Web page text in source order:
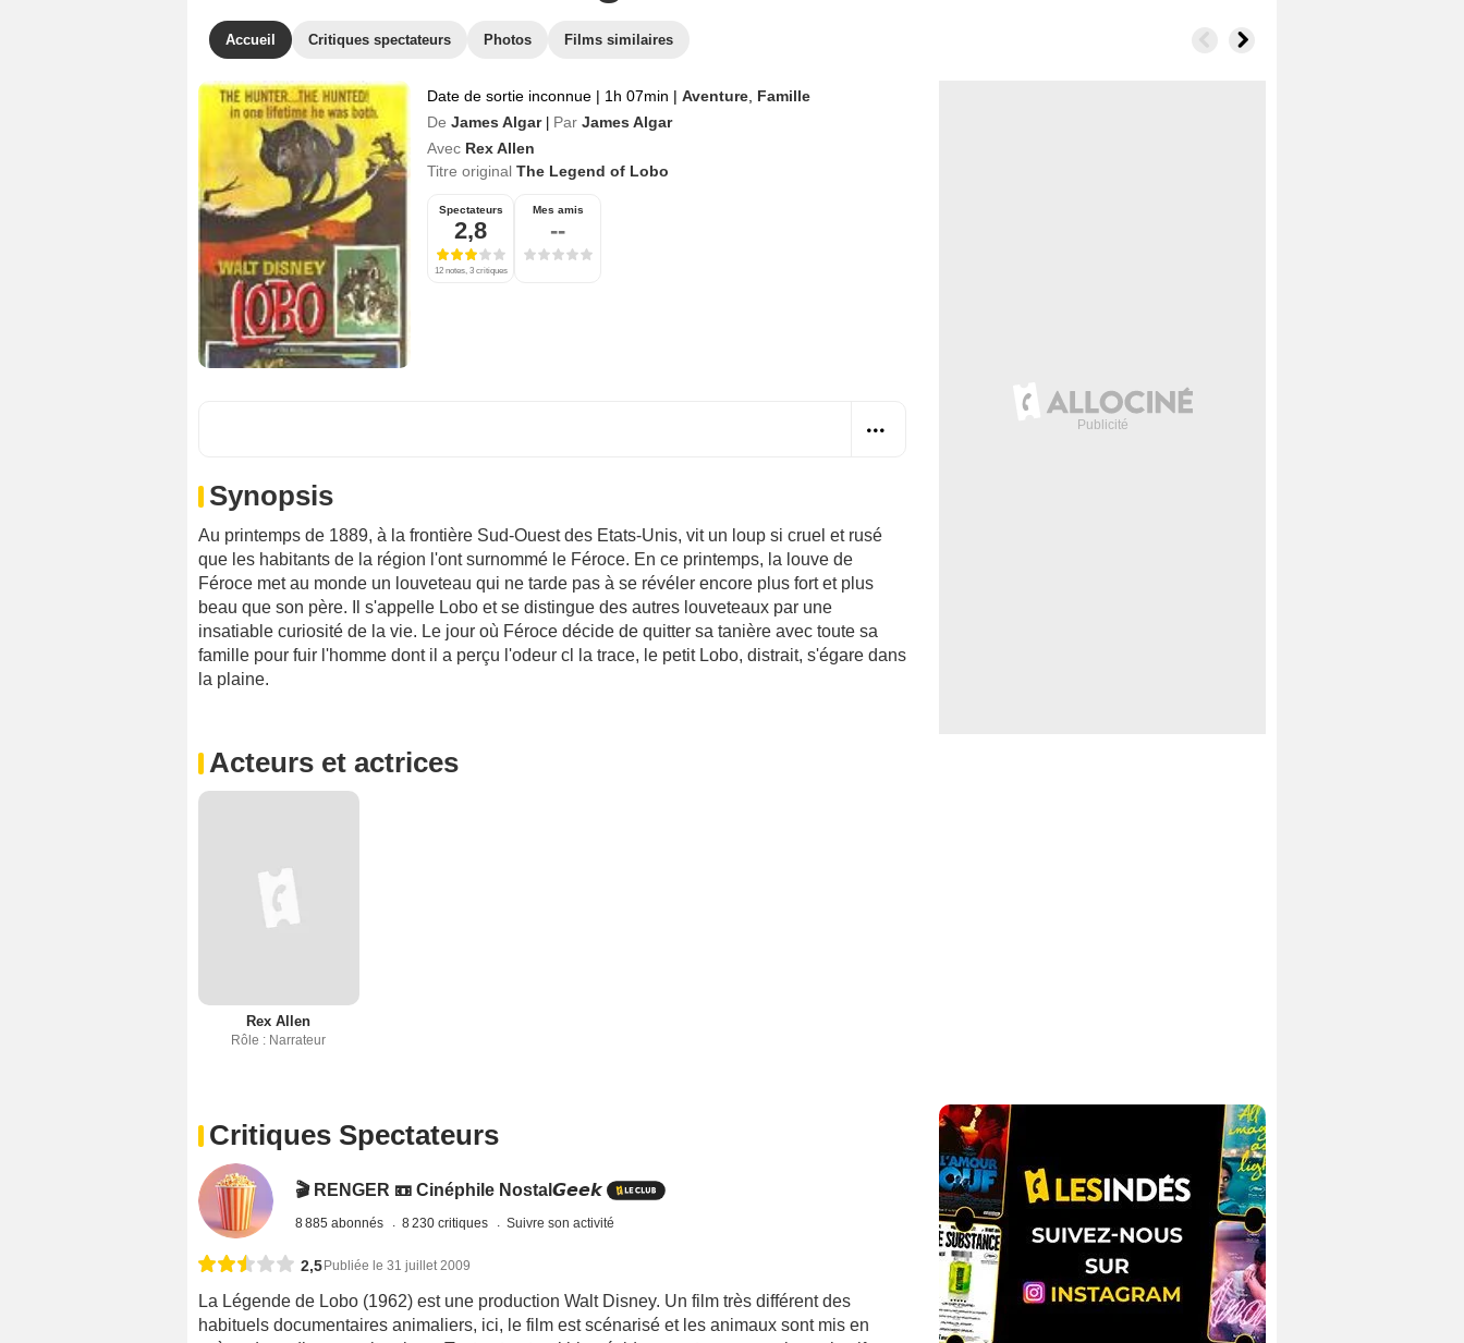
Accueil Critiques spectateurs Photos Films similaires
Date de sortie inconnue | 1h 07min | Aventure Famille
De James Algar Par James Algar
Avec Rex Allen
Titre original The Legend of Lobo
Spectateurs
2,8
12 notes, 3 critiques
Mes amis
--
Synopsis
Au printemps de 1889, à la frontière Sud-Ouest des Etats-Unis, vit un loup si cruel et rusé
que les habitants de la région l'ont surnommé le Féroce. En ce printemps, la louve de
Féroce met au monde un louveteau qui ne tarde pas à se révéler encore plus fort et plus
beau que son père. Il s'appelle Lobo et se distingue des autres louveteaux par une
insatiable curiosité de la vie. Le jour où Féroce décide de quitter sa tanière avec toute sa
famille pour fuir l'homme dont il a perçu l'odeur cl la trace, le petit Lobo, distrait, s'égare dans
la plaine.
Acteurs et actrices
Rex Allen
Rôle : Narrateur
Critiques Spectateurs
🎬 RENGER 📼 Cinéphile Nostal𝙂𝙚𝙚𝙠
8 885 abonnés 8 230 critiques Suivre son activité
2,5 Publiée le 31 juillet 2009
La Légende de Lobo (1962) est une production Walt Disney. Un film très différent des
habituels documentaires animaliers, ici, le film est scénarisé et les animaux sont mis en